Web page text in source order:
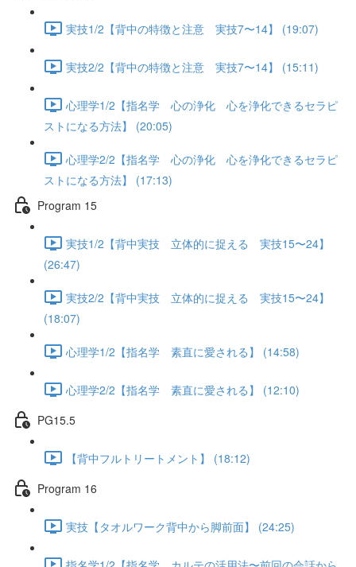
実技1/2【背中の特徴と注意 実技7〜14】 (19:07)
実技2/2【背中の特徴と注意 実技7〜14】 (15:11)
心理学1/2【指名学 心の浄化 心を浄化できるセラピ
ストになる方法】 (20:05)
心理学2/2【指名学 心の浄化 心を浄化できるセラピ
ストになる方法】 (17:13)
Program 15
実技1/2【背中実技 立体的に捉える 実技15〜24】
(26:47)
実技2/2【背中実技 立体的に捉える 実技15〜24】
(18:07)
心理学1/2【指名学 素直に愛される】 (14:58)
心理学2/2【指名学 素直に愛される】 (12:10)
PG15.5
【背中フルトリートメント】 (18:12)
Program 16
実技【タオルワーク背中から脚前面】 (24:25)